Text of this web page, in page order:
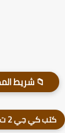
📁 شريط
كتب كي جي 2 ت1